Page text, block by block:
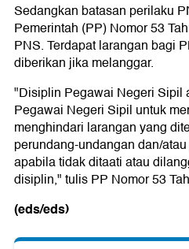
Sedangkan batasan perilaku
Pemerintah (PP) Nomor 53
PNS. Terdapat larangan bagi
diberikan jika melanggar.
"Disiplin Pegawai Negeri Sipil
Pegawai Negeri Sipil untuk
menghindari larangan yang
perundang-undangan dan/
apabila tidak ditaati atau
disiplin," tulis PP Nomor 53
(eds/eds)